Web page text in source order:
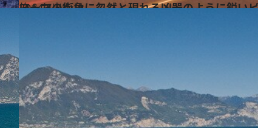
2014.5.31
ローマの街角に忽然と現れる凶器のように鋭い
旅＆お出かけ